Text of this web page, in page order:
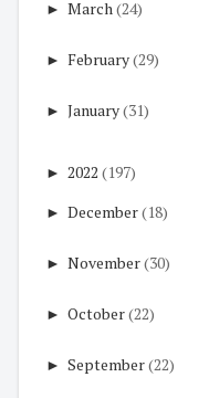
► March (24)
► February(29)
► January(31)
► 2022 (197)
► December(18)
► November(30)
► October(22)
► September(22)